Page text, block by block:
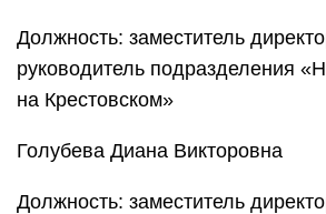
Должность: заместитель
руководитель подразделения
на Крестовском»
Голубева Диана Викторовна
Должность: заместитель